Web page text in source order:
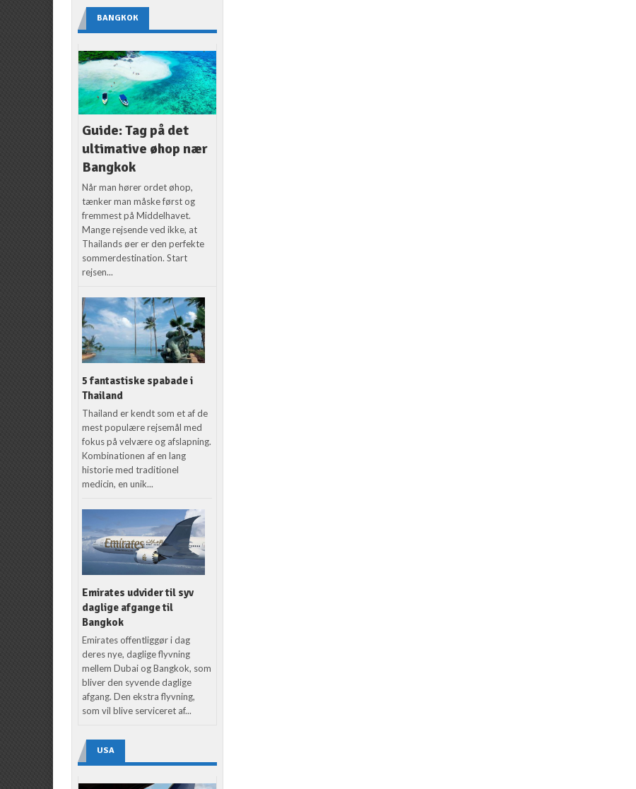
BANGKOK
Guide: Tag på det
ultimative øhop nær
Bangkok
Når man hører ordet øhop,
tænker man måske først og
fremmest på Middelhavet.
Mange rejsende ved ikke, at
Thailands øer er den perfekte
sommerdestination. Start
rejsen...
5 fantastiske spabade i
Thailand
Thailand er kendt som et af de
mest populære rejsemål med
fokus på velvære og afslapning.
Kombinationen af en lang
historie med traditionel
medicin, en unik...
Emirates udvider til syv
daglige afgange til
Bangkok
Emirates offentliggør i dag
deres nye, daglige flyvning
mellem Dubai og Bangkok, som
bliver den syvende daglige
afgang. Den ekstra flyvning,
som vil blive serviceret af...
USA